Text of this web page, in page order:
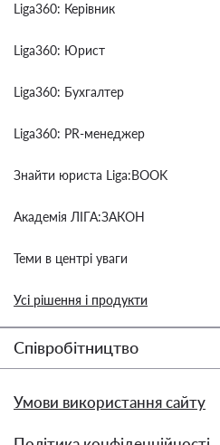
Liga360: Керівник
Liga360: Юрист
Liga360: Бухгалтер
Liga360: PR-менеджер
Знайти юриста Liga:BOOK
Академія ЛІГА:ЗАКОН
Теми в центрі уваги
Усі рішення і продукти
Співробітництво
Умови використання сайту